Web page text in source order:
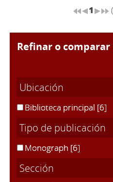
1
refinar o comparar
Ubicación
Biblioteca principal [6]
Tipo de publicación
Monograph [6]
Sección